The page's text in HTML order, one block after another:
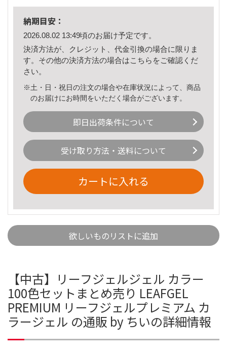
納期目安：
2026.08.02 13:49頃のお届け予定です。
決済方法が、クレジット、代金引換の場合に限りま
す。その他の決済方法の場合はこちら をご確認くだ
さい。
※土・日・祝日の注文の場合や在庫状況によって、商品
のお届けにお時間をいただく場合がございます。
即日出荷条件について
受け取り方法・送料について
カートに入れる
欲しいものリストに追加
【中古】リーフジェルジェル カラー
100色セットまとめ売り LEAFGEL
PREMIUM リーフジェルプレミアム カ
ラージェル の通販 by ちいの詳細情報